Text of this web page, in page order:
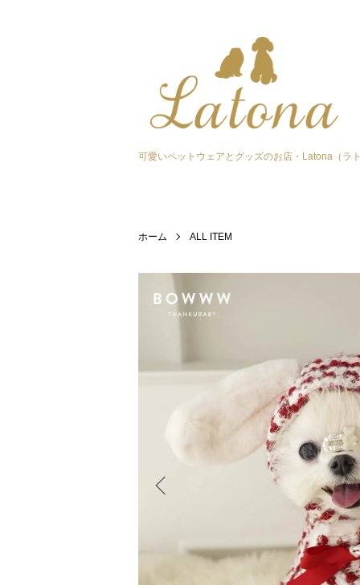
可愛いペットウェアとグッズのお店・Latona（ラト
ホーム ALL ITEM